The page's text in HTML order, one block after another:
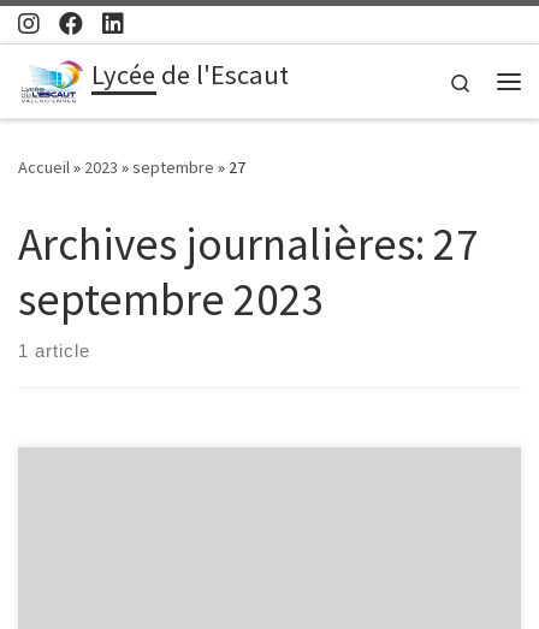
Passer au contenu
Lycée de l'Escaut
Search
Accueil» 2023 »septembre » 27
Archives journalières: 27
septembre 2023
1 article